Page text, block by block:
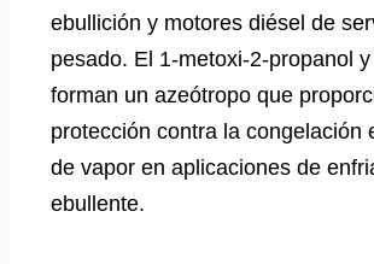
ebullición y motores diésel de
pesado. El 1-metoxi-2-propanol
forman un azeótropo que
protección contra la congelación
de vapor en aplicaciones de
ebullente.